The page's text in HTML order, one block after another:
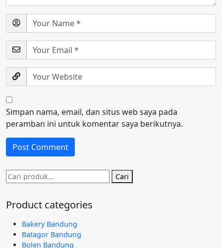
Simpan nama, email, dan situs web saya pada
peramban ini untuk komentar saya berikutnya.
Pencarian
untuk:
Cari
Product categories
Bakery Bandung
Batagor Bandung
Bolen Bandung